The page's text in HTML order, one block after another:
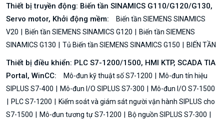
Thiết bị truyền động: Biến tần SINAMICS G110/G120/G130,
Servo motor, Khởi động mềm:
Biến tần SIEMENS SINAMICS
V20
Biến tần SIEMENS SINAMICS G120
Biến tần SIEMENS
SINAMICS G130
Tủ Biến tần SIEMENS SINAMICS G150 BIẾN TẦN
Thiết bị điều khiển: PLC S7-1200/1500, HMI KTP, SCADA TIA
Portal, WinCC:
Mô-đun kỹ thuật số S7-1200
Mô-đun tín hiệu
SIPLUS S7-400
Mô-đun I/O SIPLUS S7-300
Mô-đun I/O S7-1500
PLC S7-1200
Kiểm soát và giám sát người vận hành SIPLUS cho
S7-1500
Mô-đun tương tự S7-1200
Bộ nguồn SIPLUS S7-300